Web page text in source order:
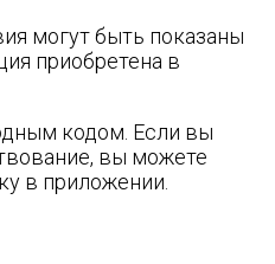
могут быть показаны
приобретена в
кодом. Если вы
вы можете
в приложении.